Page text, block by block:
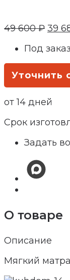
49 600₽ 39
Под заказ
Уточнить
от 14 дней
Срок
Задать
О товаре
Описание
Мягкий